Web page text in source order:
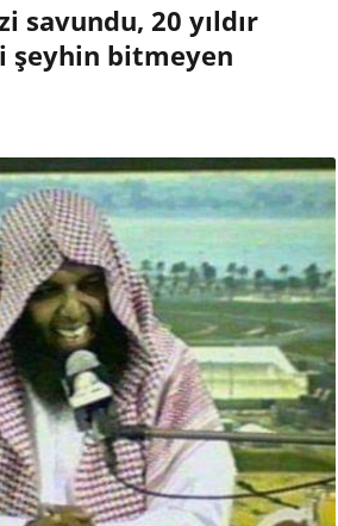
savundu, 20 yıldır
şeyhin bitmeyen